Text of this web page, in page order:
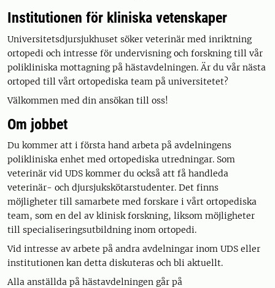
Institutionen för kliniska vetenskaper
Universitetsdjursjukhuset söker veterinär med inriktning
ortopedi och intresse för undervisning och forskning till vår
polikliniska mottagning på hästavdelningen. Är du vår nästa
ortoped till vårt ortopediska team på universitetet?
Välkommen med din ansökan till oss!
Om jobbet
Du kommer att i första hand arbeta på avdelningens
polikliniska enhet med ortopediska utredningar. Som
veterinär vid UDS kommer du också att få handleda
veterinär- och djursjukskötarstudenter. Det finns
möjligheter till samarbete med forskare i vårt ortopediska
team, som en del av klinisk forskning, liksom möjligheter
till specialiseringsutbildning inom ortopedi.
Vid intresse av arbete på andra avdelningar inom UDS eller
institutionen kan detta diskuteras och bli aktuellt.
Alla anställda på hästavdelningen går på